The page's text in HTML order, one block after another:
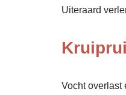
Uiteraard
Vocht overlast